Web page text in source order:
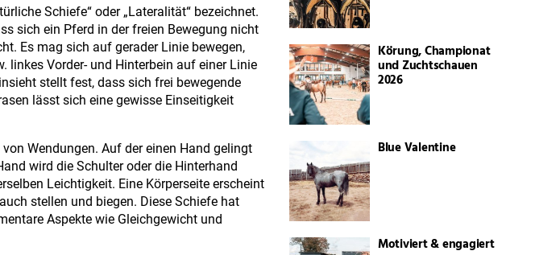
Schiefe“ oder „Lateralität“ bezeichnet.
sich ein Pferd in der freien Bewegung nicht
Es mag sich auf gerader Linie bewegen,
linkes Vorder- und Hinterbein auf einer Linie
stellt fest, dass sich frei bewegende
lässt sich eine gewisse Einseitigkeit
Wendungen. Auf der einen Hand gelingt
wird die Schulter oder die Hinterhand
Leichtigkeit. Eine Körperseite erscheint
stellen und biegen. Diese Schiefe hat
Aspekte wie Gleichgewicht und
Körung, Championat
und Zuchtschauen
2026
Blue Valentine
Motiviert & engagiert